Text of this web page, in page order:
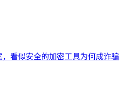
看似安全的加密工具为何成诈骗